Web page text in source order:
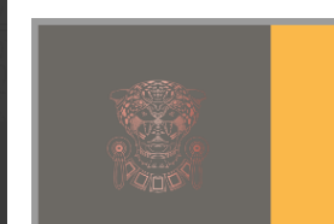
Otros